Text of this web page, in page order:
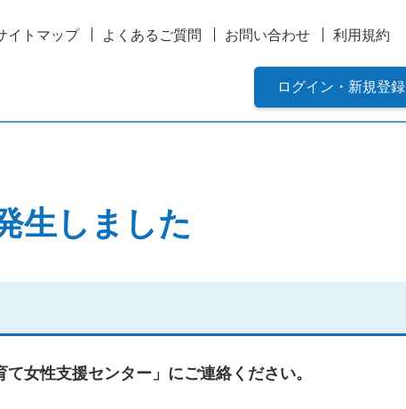
イトマップ よくあるご質問 お問い合わせ 利用規約
ログイン・新規登録
生しました
女性支援センター」にご連絡ください。